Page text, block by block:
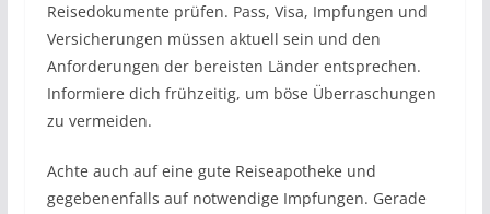
Reisedokumente prüfen. Pass, Visa, Impfungen und
Versicherungen müssen aktuell sein und den
Anforderungen der bereisten Länder entsprechen.
Informiere dich frühzeitig, um böse Überraschungen
zu vermeiden.
Achte auch auf eine gute Reiseapotheke und
gegebenenfalls auf notwendige Impfungen. Gerade